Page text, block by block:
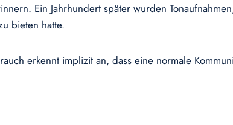
Ein Jahrhundert später wurden
bieten hatte.
erkennt implizit an, dass eine normale